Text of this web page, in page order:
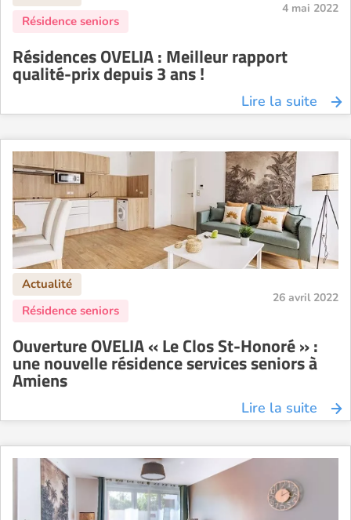
4 mai 2022
Résidences OVELIA : Meilleur rapport
qualité-prix depuis 3 ans !
Lire la suite
26 avril 2022
Ouverture OVELIA « Le Clos St-Honoré » :
une nouvelle résidence services seniors à
Amiens
Lire la suite